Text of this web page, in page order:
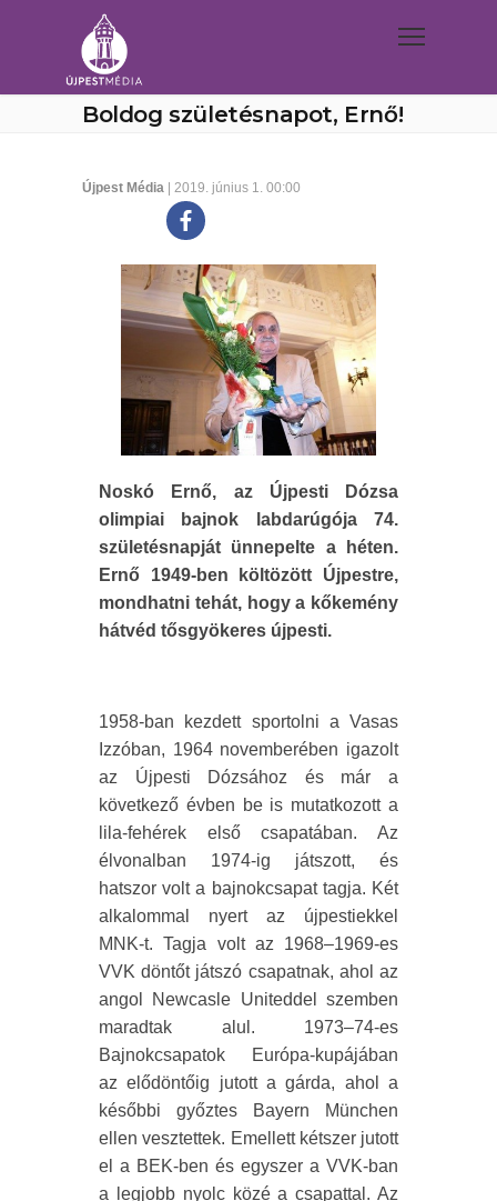
Boldog születésnapot, Ernő!
Újpest Média | 2019. június 1. 00:00
Noskó Ernő, az Újpesti Dózsa
olimpiai bajnok labdarúgója 74.
születésnapját ünnepelte a héten.
Ernő 1949-ben költözött Újpestre,
mondhatni tehát, hogy a kőkemény
hátvéd tősgyökeres újpesti.
1958-ban kezdett sportolni a Vasas
Izzóban, 1964 novemberében igazolt
az Újpesti Dózsához és már a
következő évben be is mutatkozott a
lila-fehérek első csapatában. Az
élvonalban 1974-ig játszott, és
hatszor volt a bajnokcsapat tagja. Két
alkalommal nyert az újpestiekkel
MNK-t. Tagja volt az 1968–1969-es
VVK döntőt játszó csapatnak, ahol az
angol Newcasle Uniteddel szemben
maradtak alul. 1973–74-es
Bajnokcsapatok Európa-kupájában
az elődöntőig jutott a gárda, ahol a
későbbi győztes Bayern München
ellen vesztettek. Emellett kétszer jutott
el a BEK-ben és egyszer a VVK-ban
a legjobb nyolc közé a csapattal. Az